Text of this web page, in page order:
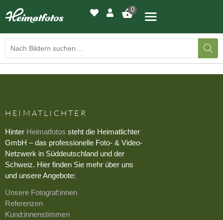
0
LED-LEUCHTBILDER
WIR DRUCKEN IHR BILD
AUSSTELLUNGEN
HEIMATLICHTER
HEIMATLICHTER
Hinter Heimatfotos steht die Heimatlichter
GmbH – das professionelle Foto- & Video-
Netzwerk in Süddeutschland und der
Schweiz. Hier finden Sie mehr über uns
und unsere Angebote:
Unsere Fotograf:innen
Referenzen
Kund:innenstimmen